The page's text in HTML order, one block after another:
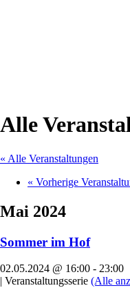
Alle
« Alle Veranstaltungen
« Vorherige
Mai 2024
Sommer im Hof
02.05.2024 @ 16:00 - 23:00
| Veranstaltungsserie (Alle